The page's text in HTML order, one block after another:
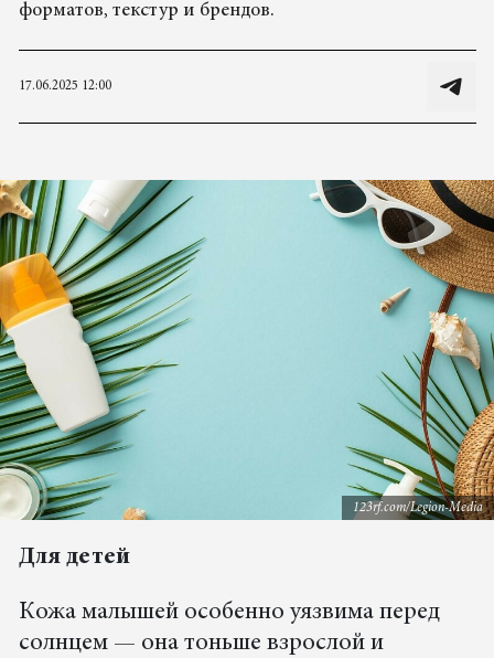
форматов, текстур и брендов.
17.06.2025 12:00
123rf.com/Legion-Media
Для детей
Кожа малышей особенно уязвима перед
солнцем — она тоньше взрослой и